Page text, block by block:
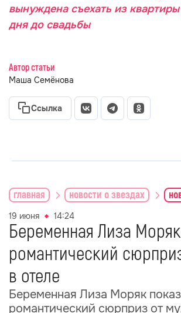
вынуждена съехать из
дня до свадьбы
Автор статьи
Маша Семёнова
Ссылка
главная новости о звездах
19 июня 14:24
Беременная Лиза
романтический
в отеле
Беременная Лиза Моряк
романтический сюрприз от